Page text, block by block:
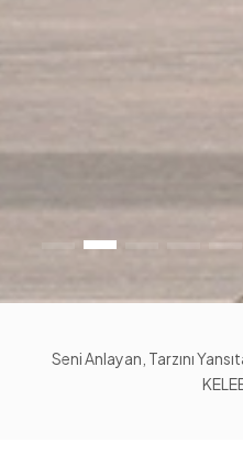
Seni Anlayan, Tarzını